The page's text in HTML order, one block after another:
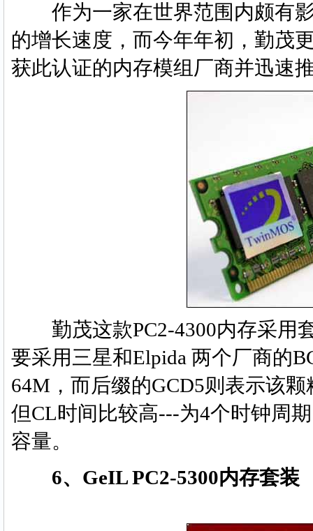
作为一家在世界范围内颇有影
的增长速度，而今年年初，勤茂
获此认证的内存模组厂商并迅速
勤茂这款PC2-4300内存采用
要采用三星和Elpida 两个厂商的
64M，而后缀的GCD5则表示该
但CL时间比较高---为4个时钟周
容量。
6、GeIL PC2-5300内存套装